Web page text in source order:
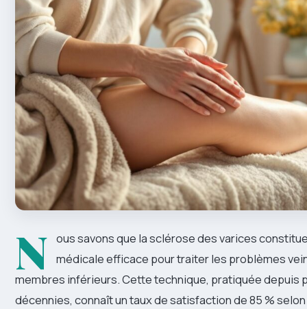
N ous savons que la sclérose des varices
médicale efficace pour traiter les problèmes
membres inférieurs. Cette technique, pratiquée depuis
décennies, connaît un taux de satisfaction de 85 %